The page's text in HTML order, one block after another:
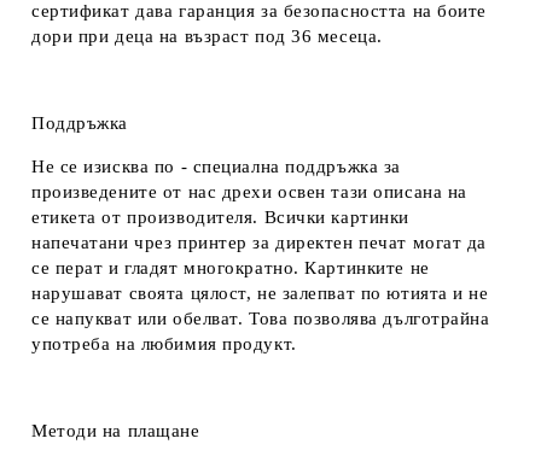
сертификат дава гаранция за безопасността на боите
дори при деца на възраст под 36 месеца.
Поддръжка
Не се изисква по - специална поддръжка за
произведените от нас дрехи освен тази описана на
етикета от производителя. Всички картинки
напечатани чрез принтер за директен печат могат да
се перат и гладят многократно. Картинките не
нарушават своята цялост, не залепват по ютията и не
се напукват или обелват. Това позволява дълготрайна
употреба на любимия продукт.
Методи на плащане